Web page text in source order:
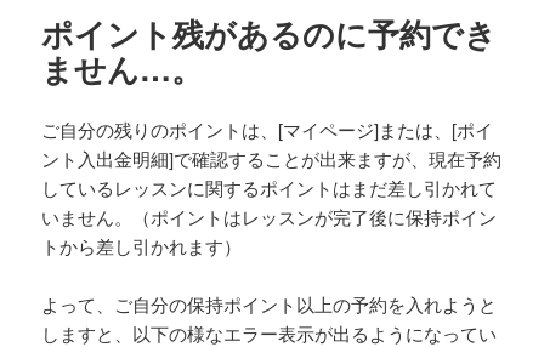
ー
ポイント残があるのに予約でき
ません…。
ご自分の残りのポイントは、[マイページ]または、[ポイ
ント入出金明細]で確認することが出来ますが、現在予約
しているレッスンに関するポイントはまだ差し引かれて
いません。（ポイントはレッスンが完了後に保持ポイン
トから差し引かれます）
よって、ご自分の保持ポイント以上の予約を入れようと
しますと、以下の様なエラー表示が出るようになってい